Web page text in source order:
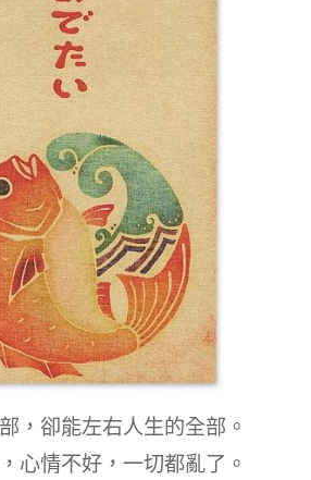
，卻能左右人生的全部。
心情不好，一切都亂了。